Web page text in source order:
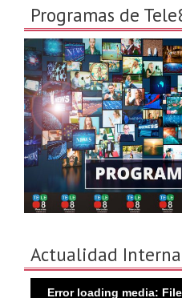
Programas de
Actualidad